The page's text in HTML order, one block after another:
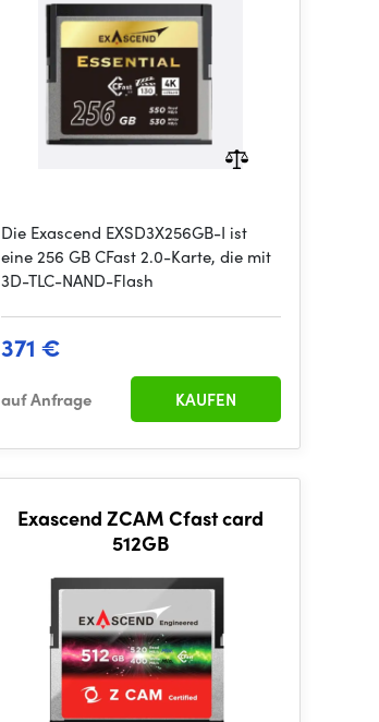
Die Exascend EXSD3X256GB-I ist
eine 256 GB CFast 2.0-Karte, die mit
3D-TLC-NAND-Flash
371 €
auf Anfrage KAUFEN
Exascend ZCAM Cfast card
512GB